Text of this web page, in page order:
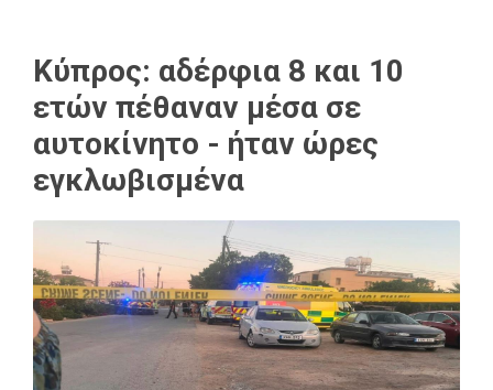
Κύπρος: αδέρφια 8 και 10
ετών πέθαναν μέσα σε
αυτοκίνητο - ήταν ώρες
εγκλωβισμένα